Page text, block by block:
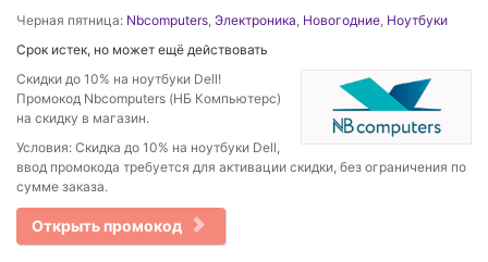
Черная пятница: Nbcomputers, Электроника, Новогодние, Ноутбуки
Срок истек, но может ещё действовать
Скидки до 10% на ноутбуки Dell!
Промокод Nbcomputers (НБ Компьютерс)
на скидку в магазин.
Условия: Скидка до 10% на ноутбуки Dell,
ввод промокода требуется для активации скидки, без ограничения по
сумме заказа.
Открыть промокод